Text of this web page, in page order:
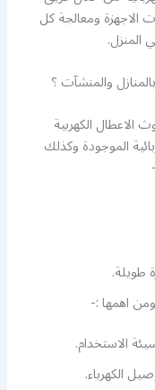
ومعالجة كل
المنزل.
والمنشآت ؟
الكهربية
الموجودة وكذلك
طويلة.
اهمها :-
الاستخدام.
الكهرباء.